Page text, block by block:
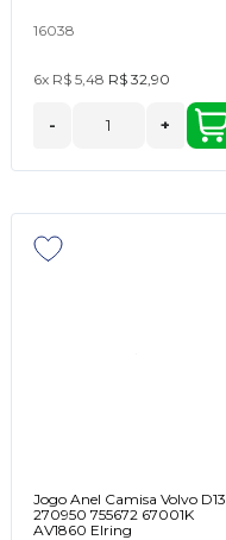
16038
6x R$ 5,48 R$ 32,90
- +
Jogo Anel Camisa Volvo D13
270950 755672 67001K
AV1860 Elring